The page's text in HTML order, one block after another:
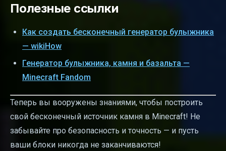
Полезные ссылки
Как создать бесконечный генератор булыжника
— wikiHow
Генератор булыжника, камня и базальта —
Minecraft Fandom
Теперь вы вооружены знаниями, чтобы построить
свой бесконечный источник камня в Minecraft! Не
забывайте про безопасность и точность — и пусть
ваши блоки никогда не заканчиваются!